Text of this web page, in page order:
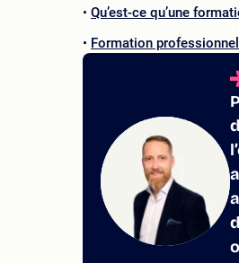
Qu’est-ce qu’une
Formation